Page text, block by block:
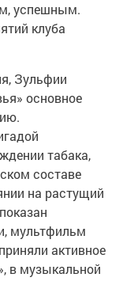
успешным.
клуба
Зульфии
основное
табака,
составе
на растущий
мультфильм
активное
в музыкальной